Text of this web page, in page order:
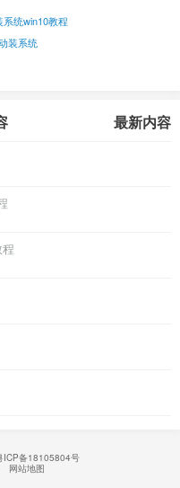
统win10教程
装系统
最新内容
ICP备18105804号
网站地图